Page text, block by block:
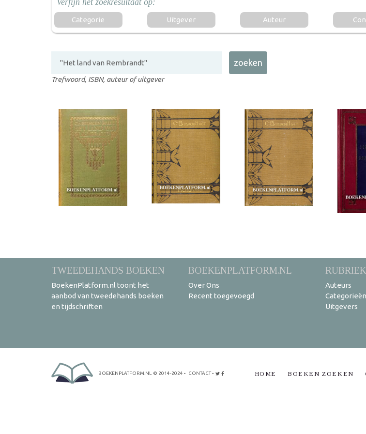
Categorie Uitgever Auteur
Trefwoord, ISBN, auteur of uitgever
TWEEDEHANDS BOEKEN
BoekenPlatform.nl toont het
aanbod van tweedehands boeken
en tijdschriften
BOEKENPLATFORM.NL
Over Ons
Recent toegevoegd
Auteurs
Categorieën
Uitgevers
BOEKENPLATFORM.NL © 2014-2024 • CONTACT• HOME BOEKEN ZOEKEN